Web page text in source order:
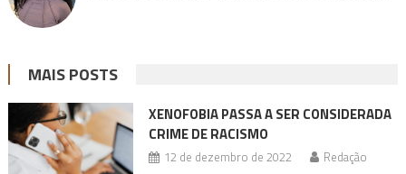
MAIS POSTS
XENOFOBIA PASSA A SER CONSIDERADA
CRIME DE RACISMO
12 de dezembro de 2022 Redação